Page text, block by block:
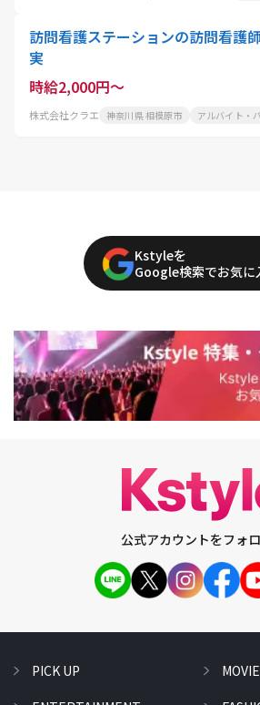
訪問看護ステーションの訪問看護
実
時給2,000円～
株式会社クラエ 神奈川県 相模原市 アルバイト・
Kstyleを
Google検索でお気に
公式アカウントをフォロ
PICK UP
MOVIE